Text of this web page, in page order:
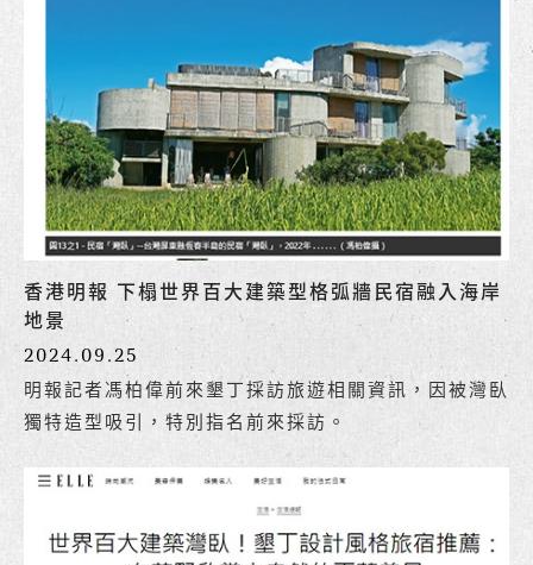
香港明報 下榻世界百大建築型格弧牆民宿融入海岸
地景
2024.09.25
明報記者馮柏偉前來墾丁採訪旅遊相關資訊，因被灣臥
獨特造型吸引，特別指名前來採訪。